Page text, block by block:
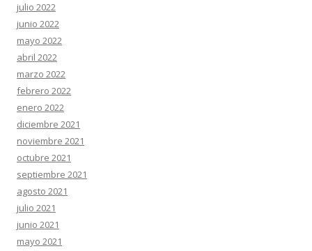
julio 2022
junio 2022
mayo 2022
abril 2022
marzo 2022
febrero 2022
enero 2022
diciembre 2021
noviembre 2021
octubre 2021
septiembre 2021
agosto 2021
julio 2021
junio 2021
mayo 2021